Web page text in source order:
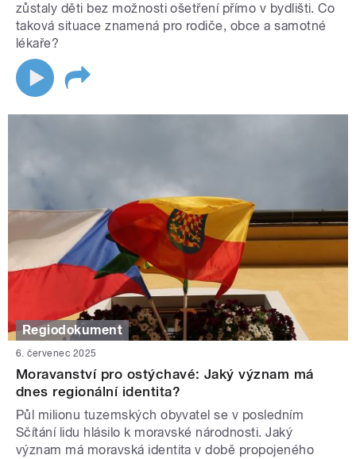
zůstaly děti bez možnosti ošetření přímo v bydlišti. Co
taková situace znamená pro rodiče, obce a samotné
lékaře?
Regiodokument
6. červenec 2025
Moravanství pro ostýchavé: Jaký význam má
dnes regionální identita?
Půl milionu tuzemských obyvatel se v posledním
Sčítání lidu hlásilo k moravské národnosti. Jaký
význam má moravská identita v době propojeného